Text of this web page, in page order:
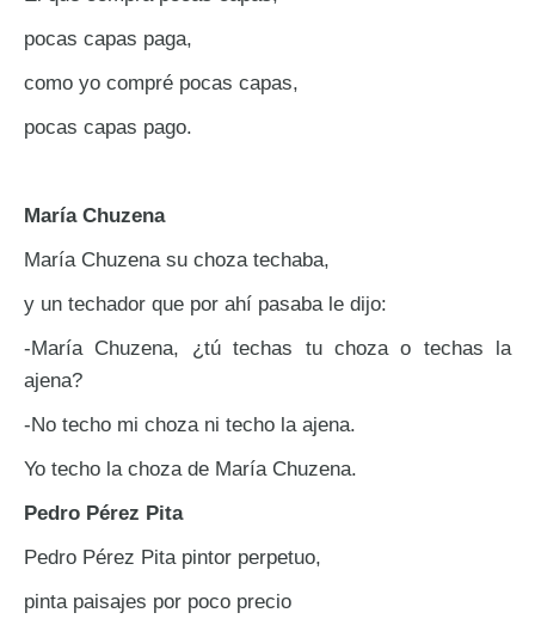
pocas capas paga,
como yo compré pocas capas,
pocas capas pago.
María Chuzena
María Chuzena su choza techaba,
y un techador que por ahí pasaba le dijo:
-María Chuzena, ¿tú techas tu choza o techas la
ajena?
-No techo mi choza ni techo la ajena.
Yo techo la choza de María Chuzena.
Pedro Pérez Pita
Pedro Pérez Pita pintor perpetuo,
pinta paisajes por poco precio